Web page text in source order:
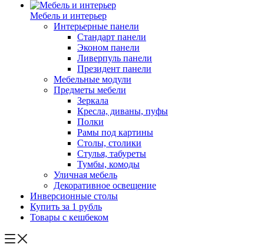
Мебель и интерьер
Интерьерные панели
Стандарт панели
Эконом панели
Ливерпуль панели
Президент панели
Мебельные модули
Предметы мебели
Зеркала
Кресла, диваны, пуфы
Полки
Рамы под картины
Столы, столики
Стулья, табуреты
Тумбы, комоды
Уличная мебель
Декоративное освещение
Инверсионные столы
Купить за 1 рубль
Товары с кешбеком